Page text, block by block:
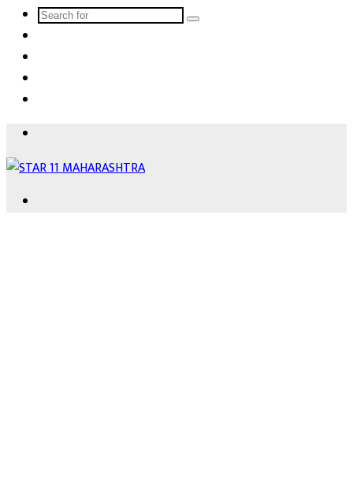
Search